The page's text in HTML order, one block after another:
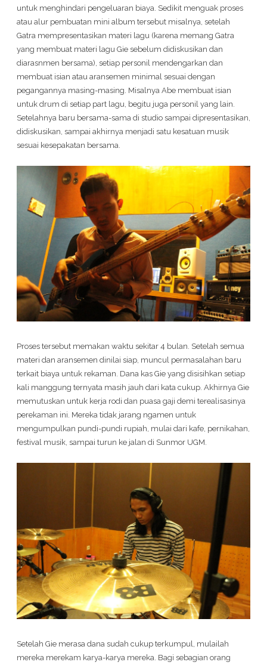
untuk menghindari pengeluaran biaya. Sedikit menguak proses
atau alur pembuatan mini album tersebut misalnya, setelah
Gatra mempresentasikan materi lagu (karena memang Gatra
yang membuat materi lagu Gie sebelum didiskusikan dan
diarasnmen bersama), setiap personil mendengarkan dan
membuat isian atau aransemen minimal sesuai dengan
pegangannya masing-masing. Misalnya Abe membuat isian
untuk drum di setiap part lagu, begitu juga personil yang lain.
Setelahnya baru bersama-sama di studio sampai dipresentasikan,
didiskusikan, sampai akhirnya menjadi satu kesatuan musik
sesuai kesepakatan bersama.
Proses tersebut memakan waktu sekitar 4 bulan. Setelah semua
materi dan aransemen dinilai siap, muncul permasalahan baru
terkait biaya untuk rekaman. Dana kas Gie yang disisihkan setiap
kali manggung ternyata masih jauh dari kata cukup. Akhirnya Gie
memutuskan untuk kerja rodi dan puasa gaji demi terealisasinya
perekaman ini. Mereka tidak jarang ngamen untuk
mengumpulkan pundi-pundi rupiah, mulai dari kafe, pernikahan,
festival musik, sampai turun ke jalan di Sunmor UGM.
Setelah Gie merasa dana sudah cukup terkumpul, mulailah
mereka merekam karya-karya mereka. Bagi sebagian orang